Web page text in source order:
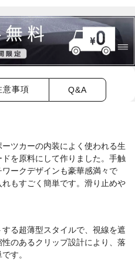
意事項 Q&A
ツカーの内装によく使われる生
を原料にして作りました。手触
ークデザインも豪華感満々で
もすごく簡単です。滑り止めや
る超薄型スタイルで、視線を遮
のあるクリップ設計により、落
す。